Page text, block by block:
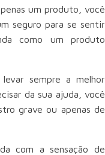
um produto, você
seguro para se sentir
como um produto
sempre a melhor
da sua ajuda, você
grave ou apenas de
com a sensação de